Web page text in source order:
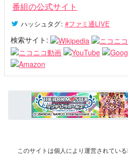
番組の公式サイト
ハッシュタグ: #ファミ通LIVE
検索サイト:
このサイトは個人により運営されている